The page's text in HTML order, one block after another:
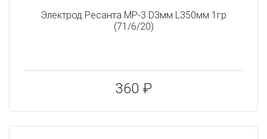
Электрод Ресанта МР-3 D3мм L350мм 1гр
(71/6/20)
360 ₽